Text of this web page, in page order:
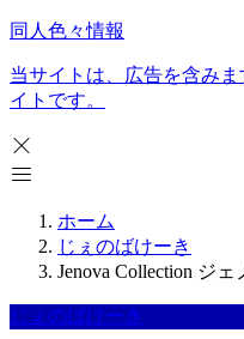
同人色々情報
当サイトは、広告を含み
イトです。
ホーム
じぇのばけーき
Jenova Collection ジ
じぇのばけーき